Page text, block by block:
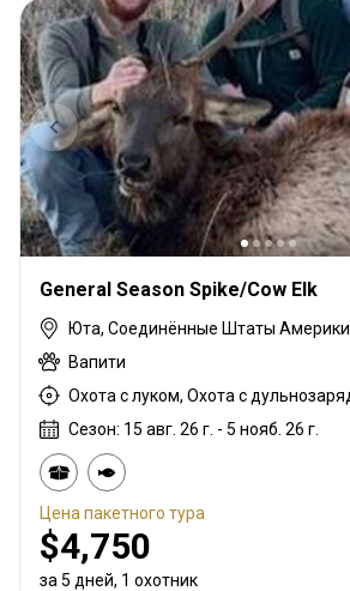
General Season Spike/Cow Elk
Юта, Соединённые Штаты Америки
Вапити
Сезон: 15 авг. 26 г. - 5 нояб. 26 г.
Цена пакетного тура
$4,750
за 5 дней, 1 охотник